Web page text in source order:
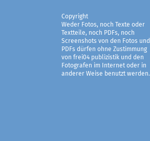
Copyright
Weder Fotos, noch Texte oder
Textteile, noch PDFs, noch
Screenshots von den Fotos und
PDFs dürfen ohne Zustimmung
von frei04 publizistik und den
Fotografen im Internet oder in
anderer Weise benutzt werden.